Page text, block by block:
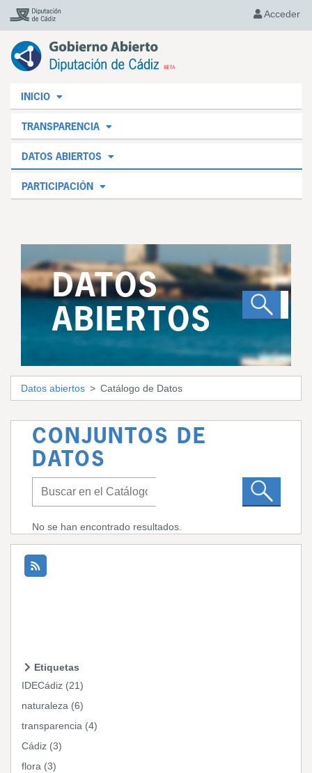
Acceder
INICIO
TRANSPARENCIA
DATOS ABIERTOS
PARTICIPACIÓN
DATOS
ABIERTOS
Datos abiertos Catálogo de Datos
CONJUNTOS DE
DATOS
No se han encontrado resultados.
Etiquetas
IDECádiz (21)
naturaleza (6)
transparencia (4)
Cádiz (3)
flora (3)